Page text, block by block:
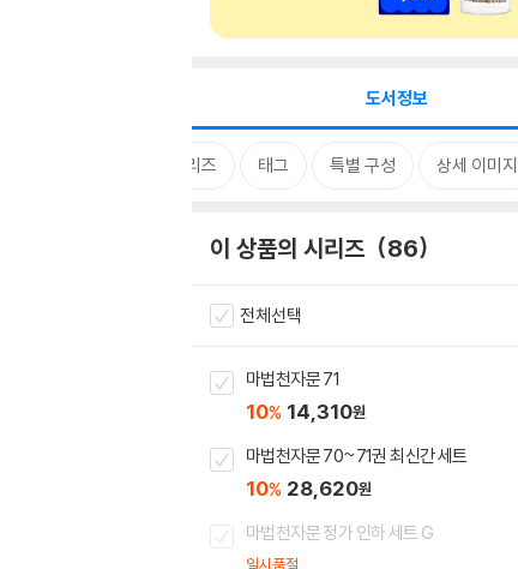
도서정보
시리즈 태그 특별 구성 상세 이미지
이 상품의 시리즈 86
전체선택
마법천자문 71
10% 14,310원
마법천자문 70~71권 최신간 세트
10% 28,620원
마법천자문 정가 인하 세트 G
일시품절